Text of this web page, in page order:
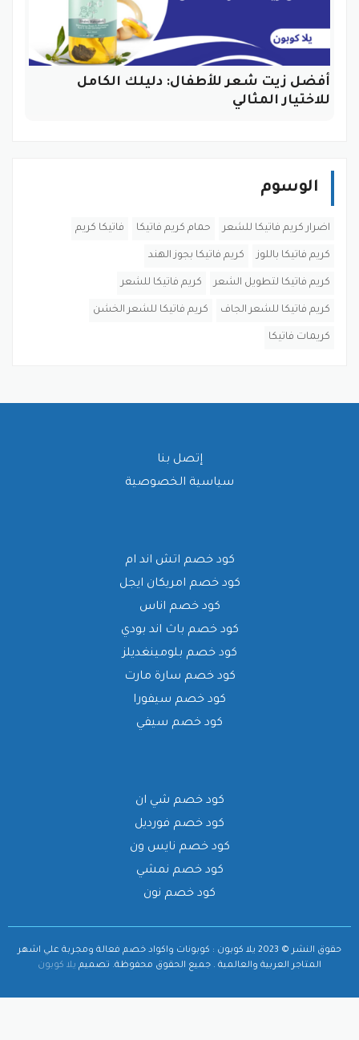
أفضل زيت شعر للأطفال: دليلك الكامل
للاختيار المثالي
الوسوم
اضرار كريم فاتيكا للشعر حمام كريم فاتيكا فاتيكا كريم
كريم فاتيكا باللوز كريم فاتيكا بجوز الهند
كريم فاتيكا لتطويل الشعر كريم فاتيكا للشعر
كريم فاتيكا للشعر الجاف كريم فاتيكا للشعر الخشن
كريمات فاتيكا
إتصل بنا
سياسية الخصوصية
كود خصم اتش اند ام
كود خصم امريكان ايجل
كود خصم اناس
كود خصم باث اند بودي
كود خصم بلومينغديلز
كود خصم سارة مارت
كود خصم سيفورا
كود خصم سيفي
كود خصم شي ان
كود خصم فورديل
كود خصم نايس ون
كود خصم نمشي
كود خصم نون
حقوق النشر © 2023 يلا كوبون : كوبونات واكواد خصم فعالة ومجربة علي اشهر
المتاجر العربية والعالمية . جميع الحقوق محفوظة. تصميم يلا كوبون